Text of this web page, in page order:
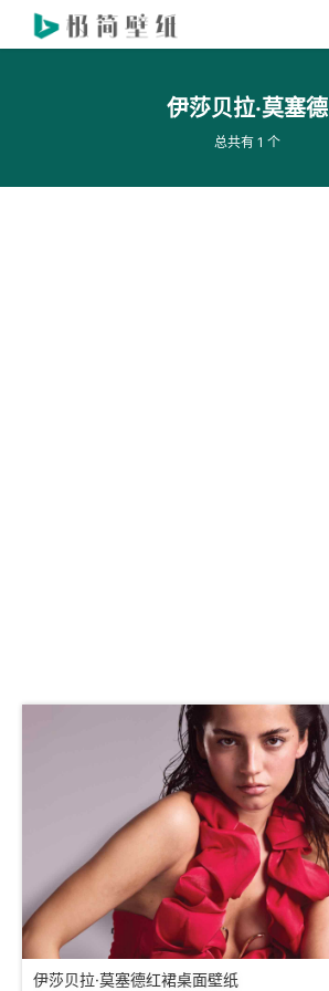
伊莎贝拉·莫塞德
总共有 1 个
伊莎贝拉·莫塞德红裙桌面壁纸